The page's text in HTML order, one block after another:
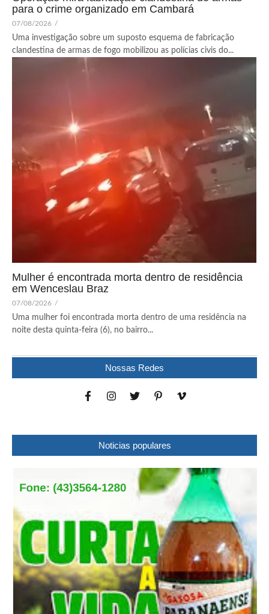
para o crime organizado em Cambará
07/08/2026 /
Uma investigação sobre um suposto esquema de fabricação
clandestina de armas de fogo mobilizou as polícias civis do...
Mulher é encontrada morta dentro de residência
em Wenceslau Braz
07/08/2026 /
Uma mulher foi encontrada morta dentro de uma residência na
noite desta quinta-feira (6), no bairro...
Nossas Redes
Noticias populares